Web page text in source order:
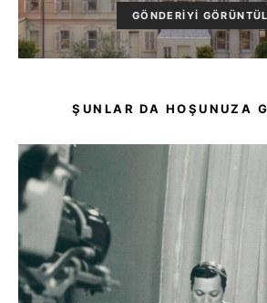
GÖNDERIYI
ŞUNLAR DA HOŞUNUZA